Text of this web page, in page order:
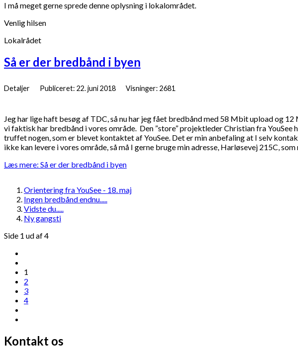
I må meget gerne sprede denne oplysning i lokalområdet.
Venlig hilsen
Lokalrådet
Så er der bredbånd i byen
Detaljer Publiceret: 22. juni 2018 Visninger: 2681
Jeg har lige haft besøg af TDC, så nu har jeg fået bredbånd med 58 Mbit upload og
vi faktisk har bredbånd i vores område. Den ”store” projektleder Christian fra YouSee
truffet nogen, som er blevet kontaktet af YouSee. Det er min anbefaling at I selv
ikke kan levere i vores område, så må I gerne bruge min adresse, Harløsevej 215C,
Læs mere: Så er der bredbånd i byen
Orientering fra YouSee - 18. maj
Ingen bredbånd endnu.....
Vidste du.....
Ny gangsti
Side 1 ud af 4
1
2
3
4
Kontakt os